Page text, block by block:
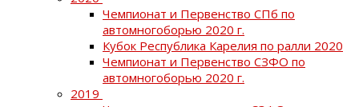
Чемпионат и Первенство СПб по
автомногоборью 2020 г.
Кубок Республика Карелия по ралли 2020
Чемпионат и Первенство СЗФО по
автомногоборью 2020 г.
2019